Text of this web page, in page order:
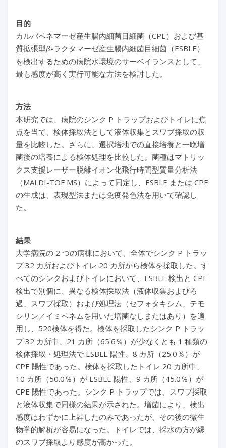
目的
カルバペネマーゼ産生腸内細菌目細菌（CPE）および基
質拡張型β-ラクタマーゼ産生腸内細菌目細菌（ESBLE）
を検出するための病院水環境のサーベイランスとして、
最も感度が高く実行可能な方法を検討した。
方法
本研究では、病院のシンク P トラップおよびトイレに焦
点を当て、検体採取法として液体収集とスワブ採取の収
量を比較した。さらに、選択培地での直接培養と一晩増
菌後の培養による検体処理を比較した。菌種はマトリッ
クス支援レーザー脱離イオン化飛行時間型質量分析法
（MALDI-TOF MS）によって同定し、ESBLE または CPE
の生成は、表現型法または免疫発色法を用いて確認し
た。
結果
大学病院の 2 つの病棟において、全体でシンク P トラッ
プ 32 カ所およびトイレ 20 カ所から検体を採取した。す
べてのシンクおよびトイレにおいて、ESBLE 検出と CPE
検出で別個に、異なる検体採取法（液体収集およびろ
過、スワブ採取）および処理法（セフォタキシム、テモ
シリン／イミペネムを用いた増菌なしまたはあり）を適
用し、520検体を得た。検体を採取したシンク P トラッ
プ 32 カ所中、21 カ所（65.6％）が少なくとも 1 種類の
検体採取・処理法で ESBLE 陽性、8 カ所（25.0％）が
CPE 陽性であった。検体を採取したトイレ 20 カ所中、
10 カ所（50.0％）が ESBLE 陽性、9 カ所（45.0％）が
CPE 陽性であった。シンク P トラップでは、スワブ採取
と液体収集で同様の結果が示された。増菌により、検出
感度はわずかに上昇したのみであったが、その後の微生
物学的解析が容易になった。トイレでは、採水の方が縁
のスワブ採取より感度が高かった。